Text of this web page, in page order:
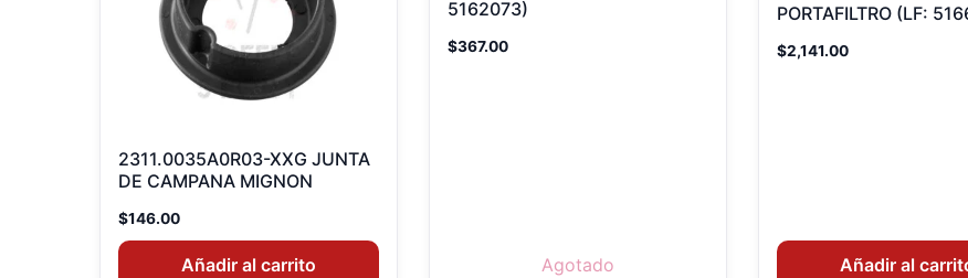
2311.0035A0R03-XXG JUNTA
DE CAMPANA MIGNON
$146.00
Añadir al carrito
5162073)
$367.00
Agotado
PORTAFILTRO (LF:
$2,141.00
Añadir al